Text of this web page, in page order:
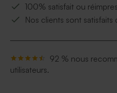
100% satisfait ou
Nos clients sont satisfaits
92 % nous
utilisateurs.